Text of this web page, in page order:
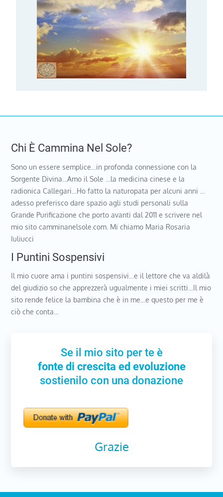
Chi È Cammina Nel Sole?
Sono un essere semplice…in profonda connessione con la
Sorgente Divina…Amo il Sole …la medicina cinese e la
radionica Callegari…Ho fatto la naturopata per alcuni anni …
adesso preferisco dare spazio agli studi personali sulla
Grande Purificazione che porto avanti dal 2011 e scrivere nel
mio sito camminanelsole.com. Mi chiamo Maria Rosaria
Iuliucci
I Puntini Sospensivi
Il mio cuore ama i puntini sospensivi…e il lettore che va aldilà
del giudizio so che apprezzerà ugualmente i miei scritti…Il mio
sito rende felice la bambina che è in me…e questo per me è
ciò che conta…
Se il mio sito per te è
fonte di crescita ed evoluzione
sostienilo con una donazione
Grazie